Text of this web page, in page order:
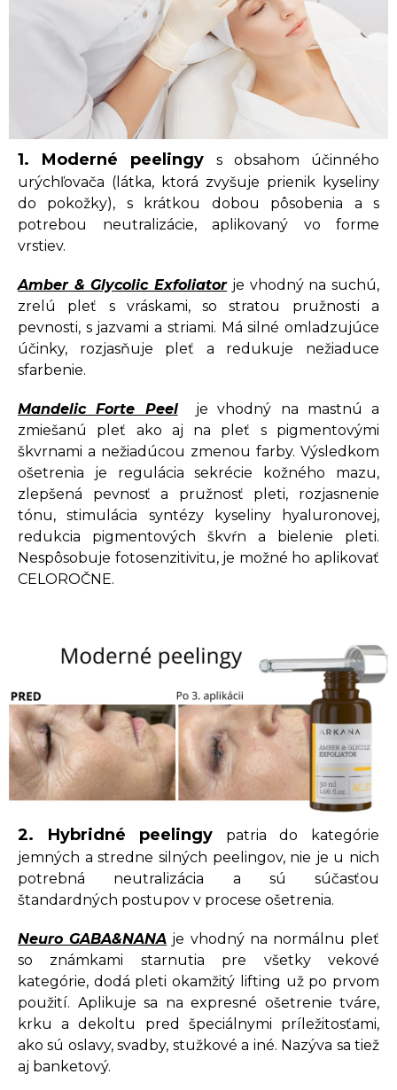
1. Moderné peelingy s obsahom účinného
urýchľovača (látka, ktorá zvyšuje prienik kyseliny
do pokožky), s krátkou dobou pôsobenia a s
potrebou neutralizácie, aplikovaný vo forme
vrstiev.
Amber & Glycolic Exfoliatorje vhodný na suchú,
zrelú pleť s vráskami, so stratou pružnosti a
pevnosti, s jazvami a striami. Má silné omladzujúce
účinky, rozjasňuje pleť a redukuje nežiaduce
sfarbenie.
Mandelic Forte Peelje vhodný na mastnú a
zmiešanú pleť ako aj na pleť s pigmentovými
škvrnami a nežiadúcou zmenou farby. Výsledkom
ošetrenia je regulácia sekrécie kožného mazu,
zlepšená pevnosť a pružnosť pleti, rozjasnenie
tónu, stimulácia syntézy kyseliny hyaluronovej,
redukcia pigmentových škvŕn a bielenie pleti.
Nespôsobuje fotosenzitivitu, je možné ho aplikovať
CELOROČNE.
2. Hybridné peelingy patria do kategórie
jemných a stredne silných peelingov, nie je u nich
potrebná neutralizácia a sú súčasťou
štandardných postupov v procese ošetrenia.
Neuro GABA&NANA je vhodný na normálnu pleť
so známkami starnutia pre všetky vekové
kategórie, dodá pleti okamžitý lifting už po prvom
použití. Aplikuje sa na expresné ošetrenie tváre,
krku a dekoltu pred špeciálnymi príležitosťami,
ako sú oslavy, svadby, stužkové a iné. Nazýva sa tiež
aj banketový.